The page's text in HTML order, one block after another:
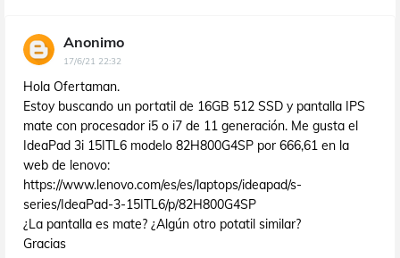
Anonimo
17/6/21 22:32
Hola Ofertaman.
Estoy buscando un portatil de 16GB 512 SSD y pantalla IPS
mate con procesador i5 o i7 de 11 generación. Me gusta el
IdeaPad 3i 15ITL6 modelo 82H800G4SP por 666,61 en la
web de lenovo:
https://www.lenovo.com/es/es/laptops/ideapad/s-
series/IdeaPad-3-15ITL6/p/82H800G4SP
¿La pantalla es mate? ¿Algún otro potatil similar?
Gracias